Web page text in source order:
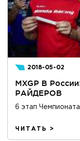
2018-05-02
MXGP В
РАЙДЕРОВ
6 этап
ЧИТАТЬ >